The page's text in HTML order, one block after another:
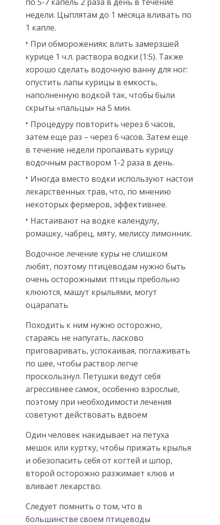
недели. Цыплятам до 1 месяца вливать по
1 капле.
При обморожениях: влить замерзшей
курице 1 ч.л. раствора водки (1:5). Также
хорошо сделать водочную ванну для ног:
опустить лапы курицы в емкость,
наполненную водкой так, чтобы были
скрыты «пальцы» на 5 мин.
Процедуру повторить через 6 часов,
затем еще раз – через 6 часов. Затем еще
в течение недели пропаивать курицу
водочным раствором 1-2 раза в день.
Иногда вместо водки используют настои
лекарственных трав, что, по мнению
некоторых фермеров, эффективнее.
Настаивают на водке календулу,
ромашку, чабрец, мяту, мелиссу лимонник.
Водочное лечение куры не слишком
любят, поэтому птицеводам нужно быть
очень осторожными: птицы пребольно
клюются, машут крыльями, могут
оцарапать
Походить к ним нужно осторожно,
стараясь не напугать, ласково
приговаривать, успокаивая, поглаживать
по шее, чтобы раствор легче
проскользнул. Петушки ведут себя
агрессивнее самок, особенно взрослые,
поэтому при необходимости лечения
советуют действовать вдвоем
Один человек накидывает на петуха
мешок или куртку, чтобы прижать крылья
и обезопасить себя от когтей и шпор,
второй осторожно разжимает клюв и
вливает лекарство.
Следует помнить о том, что в
большинстве своем птицеводы